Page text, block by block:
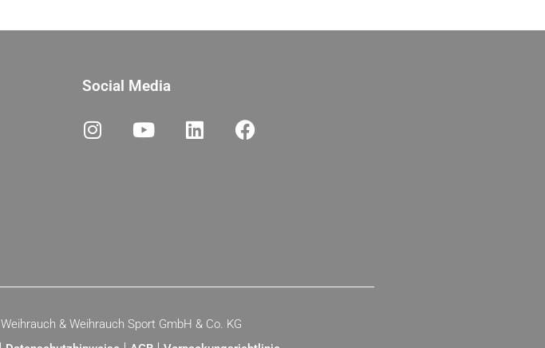
Social Media
Weihrauch & Weihrauch Sport GmbH & Co. KG